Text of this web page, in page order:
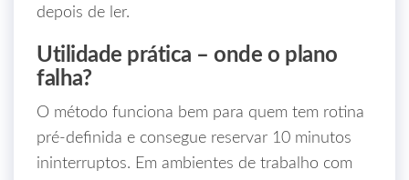
depois de ler.
Utilidade prática – onde o plano
falha?
O método funciona bem para quem tem rotina
pré‑definida e consegue reservar 10 minutos
ininterruptos. Em ambientes de trabalho com